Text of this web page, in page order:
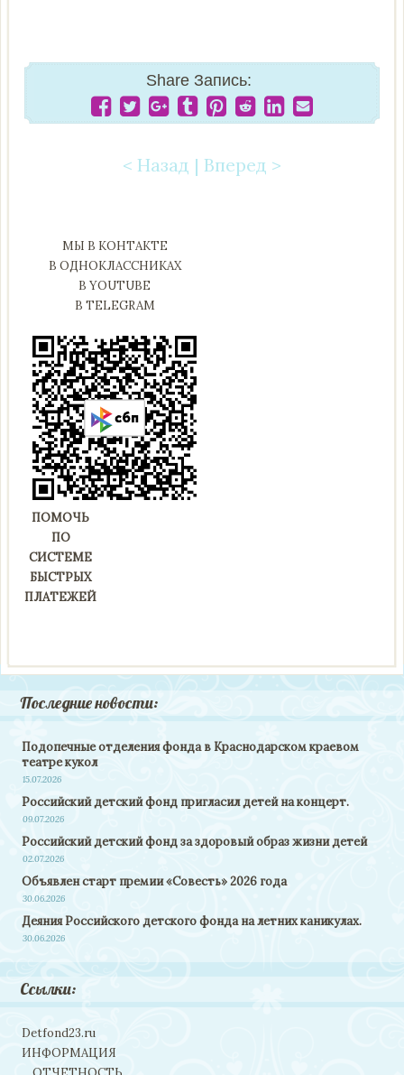
Share Запись:
< Назад | Вперед >
МЫ В КОНТАКТЕ
В ОДНОКЛАССНИКАХ
В YOUTUBE
В TELEGRAM
ПОМОЧЬ
ПО
СИСТЕМЕ
БЫСТРЫХ
ПЛАТЕЖЕЙ
Последние новости:
Подопечные отделения фонда в Краснодарском краевом
театре кукол
15.07.2026
Российский детский фонд пригласил детей на концерт.
09.07.2026
Российский детский фонд за здоровый образ жизни детей
02.07.2026
Объявлен старт премии «Совесть» 2026 года
30.06.2026
Деяния Российского детского фонда на летних каникулах.
30.06.2026
Ссылки:
Detfond23.ru
ИНФОРМАЦИЯ